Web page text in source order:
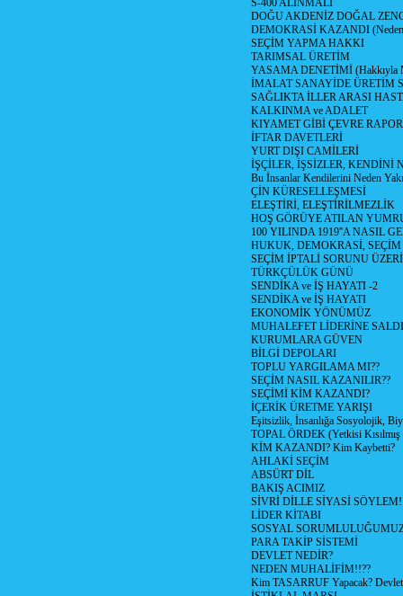
S-400 ALINMALI
DOĞU AKDENİZ DOĞAL
DEMOKRASİ KAZANDI (Neden
SEÇİM YAPMA HAKKI
TARIMSAL ÜRETİM
YASAMA DENETİMİ (Hakkıyla
İMALAT SANAYİDE ÜRETİM
SAĞLIKTA İLLER ARASI
KALKINMA ve ADALET
KIYAMET GİBİ ÇEVRE
İFTAR DAVETLERİ
YURT DIŞI CAMİLERİ
İŞÇİLER, İŞSİZLER, KENDİNİ
Bu İnsanlar Kendilerini Neden
ÇİN KÜRESELLEŞMESİ
ELEŞTİRİ, ELEŞTİRİLMEZLİK
HOŞ GÖRÜYE ATILAN
100 YILINDA 1919''A NASIL
HUKUK, DEMOKRASİ, SEÇİM
SEÇİM İPTALİ SORUNU
TÜRKÇÜLÜK GÜNÜ
SENDİKA ve İŞ HAYATI -2
SENDİKA ve İŞ HAYATI
EKONOMİK YÖNÜMÜZ
MUHALEFET LİDERİNE
KURUMLARA GÜVEN
BİLGİ DEPOLARI
TOPLU YARGILAMA MI??
SEÇİM NASIL KAZANILIR??
SEÇİMİ KİM KAZANDI?
İÇERİK ÜRETME YARIŞI
Eşitsizlik, İnsanlığa Sosyolojik,
TOPAL ÖRDEK (Yetkisi
KİM KAZANDI? Kim Kaybetti?
AHLAKİ SEÇİM
ABSÜRT DİL
BAKIŞ ACIMIZ
SİVRİ DİLLE SİYASİ
LİDER KİTABI
SOSYAL
PARA TAKİP SİSTEMİ
DEVLET NEDİR?
NEDEN MUHALİFİM!!??
Kim TASARRUF Yapacak? Devlet